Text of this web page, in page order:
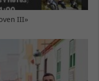
III»